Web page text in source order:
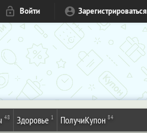
Войти Зарегистрироваться
48 Здоровье 1 ПолучиКупон 84